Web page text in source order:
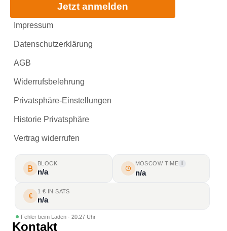
Jetzt anmelden
Impressum
Datenschutzerklärung
AGB
Widerrufsbelehrung
Privatsphäre-Einstellungen
Historie Privatsphäre
Vertrag widerrufen
BLOCK
n/a
MOSCOW TIME I
n/a
€
1 € IN SATS
n/a
Fehler beim Laden · 20:27 Uhr
Kontakt